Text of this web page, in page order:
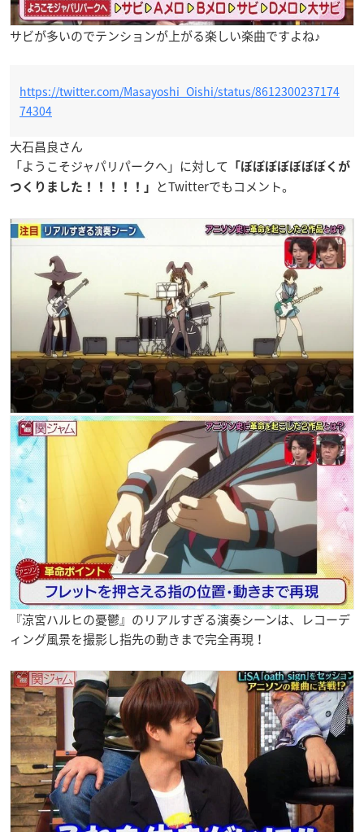
サビが多いのでテンションが上がる楽しい楽曲ですよね♪
https://twitter.com/Masayoshi_Oishi/status/8612300237174
74304
大石昌良さん
「ようこそジャパリパークへ」に対して 「ぼぼぼぼぼぼぼくが
つくりました！！！！！」
とTwitterでもコメント。
『涼宮ハルヒの憂鬱』のリアルすぎる演奏シーンは、レコーデ
ィング風景を撮影し指先の動きまで完全再現！